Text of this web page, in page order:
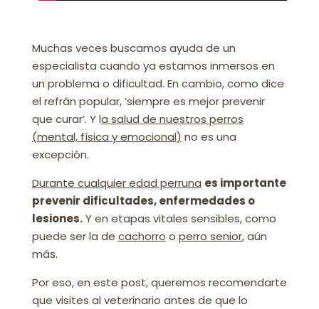
Muchas veces buscamos ayuda de un
especialista cuando ya estamos inmersos en
un problema o dificultad. En cambio, como dice
el refrán popular, ’siempre es mejor prevenir
que curar’. Y la salud de nuestros perros
(mental, física y emocional) no es una
excepción.
Durante cualquier edad perruna es importante
prevenir dificultades, enfermedades o
lesiones.Y en etapas vitales sensibles, como
puede ser la de cachorro o perro senior, aún
más.
Por eso, en este post, queremos recomendarte
que visites al veterinario antes de que lo